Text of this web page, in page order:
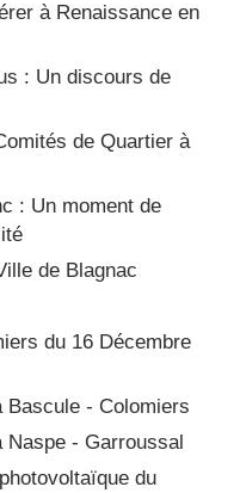
à Renaissance en
: Un discours de
de Quartier à
: Un moment de
de Blagnac
du 16 Décembre
Bascule - Colomiers
Naspe - Garroussal
du